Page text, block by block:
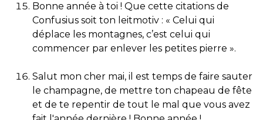
Bonne année à toi ! Que cette citations de
Confusius soit ton leitmotiv : « Celui qui
déplace les montagnes, c’est celui qui
commencer par enlever les petites pierre ».
Salut mon cher mai, il est temps de faire sauter
le champagne, de mettre ton chapeau de fête
et de te repentir de tout le mal que vous avez